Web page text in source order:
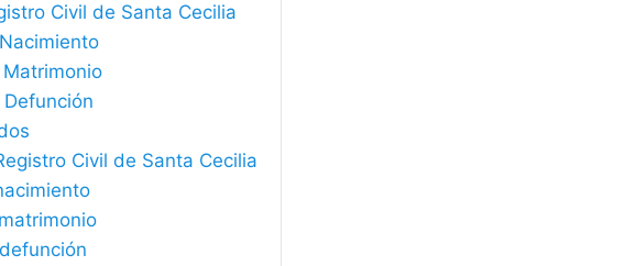
Civil de Santa Cecilia
Civil de Santa Cecilia